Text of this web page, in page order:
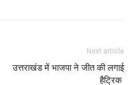
Next article
उत्तराखंड में भाजपा ने जीत की लगाई
हैट्रिक